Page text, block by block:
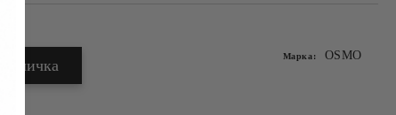
Марка: OSMO